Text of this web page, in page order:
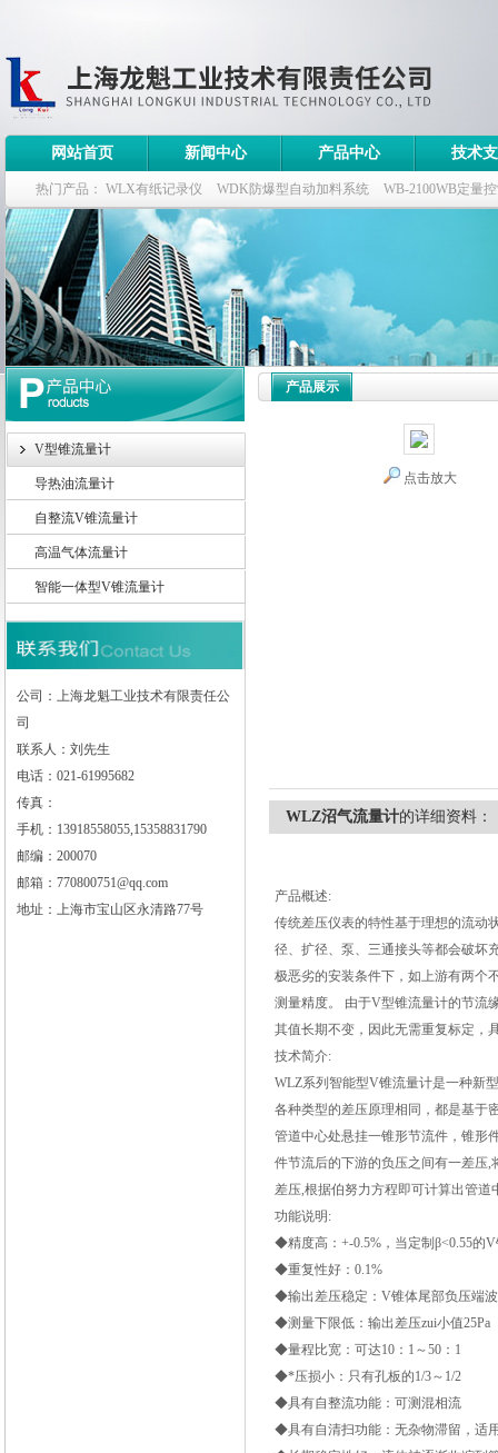
上海龙魁工业技术有限责任公司
网站首页 新闻中心 产品中心 技术
热门产品： WLX有纸记录仪 WDK防爆型自动加料系统 WB-2100WB定量
WDK流量定量控制柜 WB-2100定量装车控制仪
V型锥流量计
导热油流量计
自整流V锥流量计
高温气体流量计
智能一体型V锥流量计
公司：上海龙魁工业技术有限责任公
司
联系人：刘先生
电话：021-61995682
传真：
手机：13918558055,15358831790
邮编：200070
邮箱：770800751@qq.com
地址：上海市宝山区永清路77号
产品展示
点击放大
WLZ沼气流量计的详细资料：
产品概述:
传统差压仪表的特性基于理想的流动
径、扩径、泵、三通接头等都会破坏
极恶劣的安装条件下，如上游有两个
测量精度。 由于V型锥流量计的节流
其值长期不变，因此无需重复标定，
技术简介:
WLZ系列智能型V锥流量计是一种新
各种类型的差压原理相同，都是基于
管道中心处悬挂一锥形节流件，锥形
件节流后的下游的负压之间有一差压,
差压,根据伯努力方程即可计算出管道
功能说明:
◆精度高：+-0.5%，当定制β<0.55的
◆重复性好：0.1%
◆输出差压稳定：V锥体尾部负压端
◆测量下限低：输出差压zui小值25Pa
◆量程比宽：可达10：1～50：1
◆*压损小：只有孔板的1/3～1/2
◆具有自整流功能：可测混相流
◆具有自清扫功能：无杂物滞留，适